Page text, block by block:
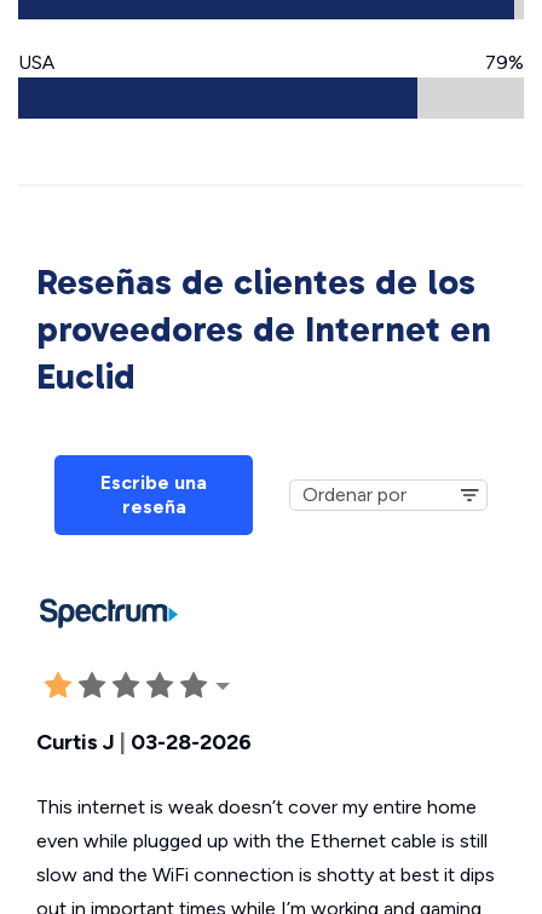
USA 79%
Reseñas de clientes de los
proveedores de Internet en
Euclid
Escribe una
reseña
Curtis J 03-28-2026
This internet is weak doesn’t cover my entire home
even while plugged up with the Ethernet cable is still
slow and the WiFi connection is shotty at best it dips
out in important times while I’m working and gaming